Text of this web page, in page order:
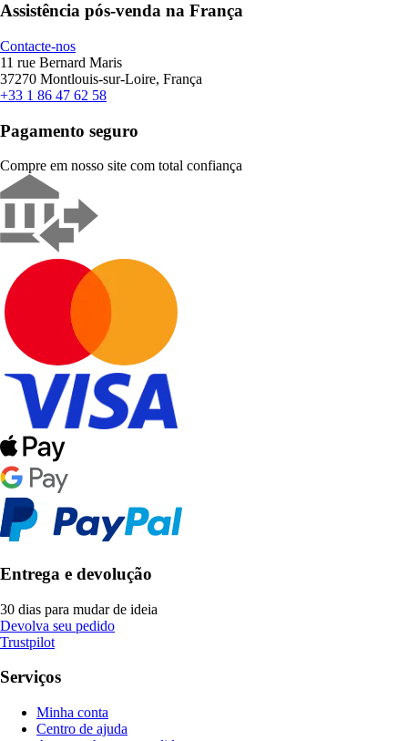
Assistência pós-venda na França
Contacte-nos
11 rue Bernard Maris
37270 Montlouis-sur-Loire, França
+33 1 86 47 62 58
Pagamento seguro
Compre em nosso site com total confiança
Entrega e devolução
30 dias para mudar de ideia
Devolva seu pedido
Trustpilot
Serviços
Minha conta
Centro de ajuda